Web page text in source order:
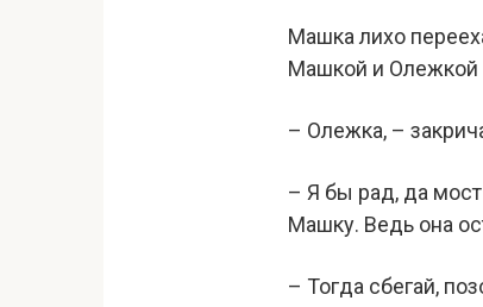
Машка лихо
Машкой и Олежкой
– Олежка, –
– Я бы рад, да
Машку. Ведь она
– Тогда сбегай,